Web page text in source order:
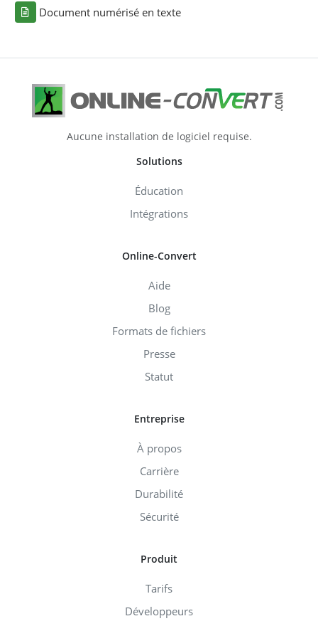
Document numérisé en texte
Aucune installation de logiciel requise.
Solutions
Éducation
Intégrations
Online-Convert
Aide
Blog
Formats de fichiers
Presse
Statut
Entreprise
À propos
Carrière
Durabilité
Sécurité
Produit
Tarifs
Développeurs